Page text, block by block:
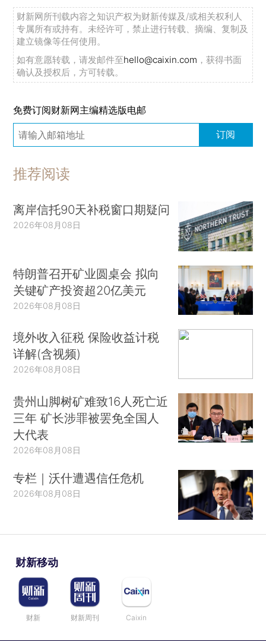
财新网所刊载内容之知识产权为财新传媒及/或相关权利人
专属所有或持有。未经许可，禁止进行转载、摘编、复制及
建立镜像等任何使用。
如有意愿转载，请发邮件至hello@caixin.com ，获得书面
确认及授权后，方可转载。
免费订阅财新网主编精选版电邮
订阅
推荐阅读
离岸信托90天补税窗口期疑问
2026年08月08日
特朗普召开矿业圆桌会 拟向
关键矿产投资超20亿美元
2026年08月08日
境外收入征税 保险收益计税
详解(含视频)
2026年08月08日
贵州山脚树矿难致16人死亡近
三年 矿长涉罪被罢免全国人
大代表
2026年08月08日
专栏｜沃什遭遇信任危机
2026年08月08日
财新移动
财新 财新周刊 Caixin